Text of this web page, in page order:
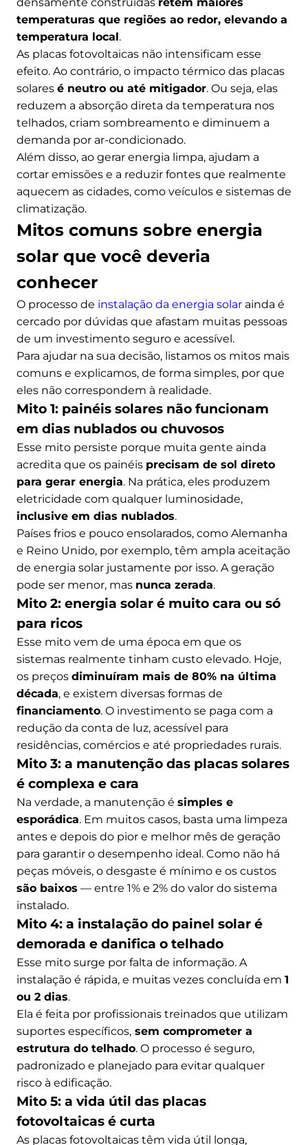
temperaturas que regiões ao redor, elevando a
temperatura local.
As placas fotovoltaicas não intensificam esse
efeito. Ao contrário, o impacto térmico das placas
solares é neutro ou até mitigador. Ou seja, elas
reduzem a absorção direta da temperatura nos
telhados, criam sombreamento e diminuem a
demanda por ar-condicionado.
Além disso, ao gerar energia limpa, ajudam a
cortar emissões e a reduzir fontes que realmente
aquecem as cidades, como veículos e sistemas de
climatização.
Mitos comuns sobre energia
solar que você deveria
conhecer
O processo de instalação da energia solar ainda é
cercado por dúvidas que afastam muitas pessoas
de um investimento seguro e acessível.
Para ajudar na sua decisão, listamos os mitos mais
comuns e explicamos, de forma simples, por que
eles não correspondem à realidade.
Mito 1: painéis solares não funcionam
em dias nublados ou chuvosos
Esse mito persiste porque muita gente ainda
acredita que os painéis precisam de sol direto
para gerar energia. Na prática, eles produzem
eletricidade com qualquer luminosidade,
inclusive em dias nublados.
Países frios e pouco ensolarados, como Alemanha
e Reino Unido, por exemplo, têm ampla aceitação
de energia solar justamente por isso. A geração
pode ser menor, mas nunca zerada.
Mito 2: energia solar é muito cara ou só
para ricos
Esse mito vem de uma época em que os
sistemas realmente tinham custo elevado. Hoje,
os preços diminuíram mais de 80% na última
década, e existem diversas formas de
financiamento. O investimento se paga com a
redução da conta de luz, acessível para
residências, comércios e até propriedades rurais.
Mito 3: a manutenção das placas solares
é complexa e cara
Na verdade, a manutenção é simples e
esporádica. Em muitos casos, basta uma limpeza
antes e depois do pior e melhor mês de geração
para garantir o desempenho ideal. Como não há
peças móveis, o desgaste é mínimo e os custos
são baixos — entre 1% e 2% do valor do sistema
instalado.
Mito 4: a instalação do painel solar é
demorada e danifica o telhado
Esse mito surge por falta de informação. A
instalação é rápida, e muitas vezes concluída em 1
ou 2 dias.
Ela é feita por profissionais treinados que utilizam
suportes específicos, sem comprometer a
estrutura do telhado. O processo é seguro,
padronizado e planejado para evitar qualquer
risco à edificação.
Mito 5: a vida útil das placas
fotovoltaicas é curta
As placas fotovoltaicas têm vida útil longa,